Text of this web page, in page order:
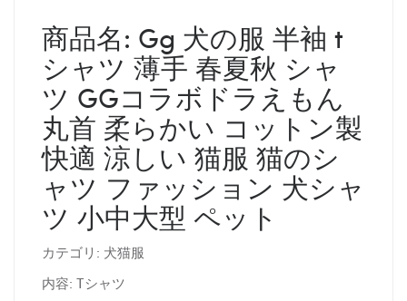
商品名: Gg 犬の服 半袖 t
シャツ 薄手 春夏秋 シャ
ツ GGコラボドラえもん
丸首 柔らかい コットン製
快適 涼しい 猫服 猫のシ
ャツ ファッション 犬シャ
ツ 小中大型 ペット
カテゴリ: 犬猫服
内容: Tシャツ